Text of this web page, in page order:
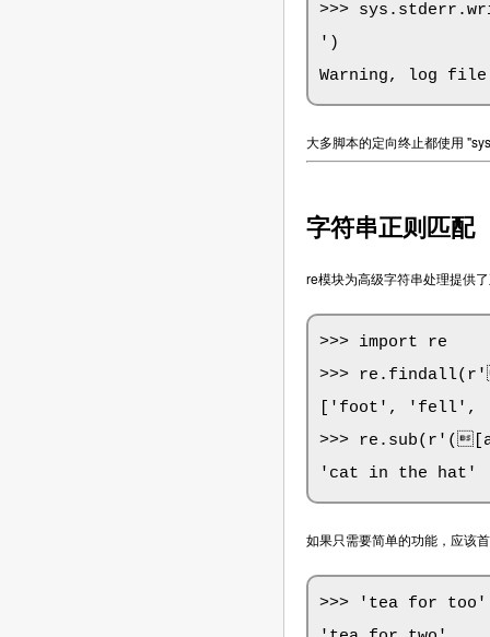
>>>
')
Warning, log file
大多脚本的定向终止都使用
字符串正则匹配
re模块为高级字符串处理提供
>>> import re
>>>
['foot', 'fell',
>>>
'cat in the hat'
如果只需要简单的功能，应该
>>> 'tea for